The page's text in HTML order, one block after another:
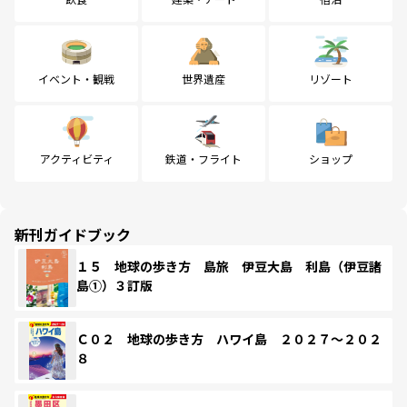
イベント・観戦 世界遺産 リゾート
アクティビティ 鉄道・フライト ショップ
新刊ガイドブック
１５ 地球の歩き方 島旅 伊豆大島 利島（伊豆諸
島①）３訂版
Ｃ０２ 地球の歩き方 ハワイ島 ２０２７～２０２
８